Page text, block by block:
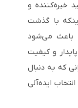
خیره‌کننده و
با گذشت
باعث می‌شود
و کیفیت
که به دنبال
ایده‌آلی